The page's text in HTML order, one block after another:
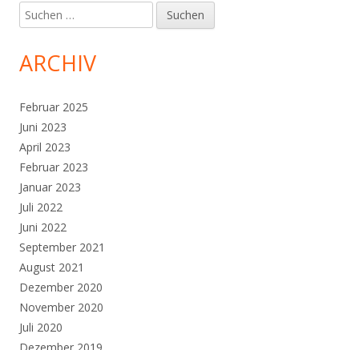
Suchen
nach:
ARCHIV
Februar 2025
Juni 2023
April 2023
Februar 2023
Januar 2023
Juli 2022
Juni 2022
September 2021
August 2021
Dezember 2020
November 2020
Juli 2020